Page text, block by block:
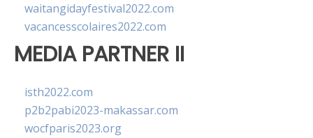
waitangidayfestival2022.com
vacancesscolaires2022.com
MEDIA PARTNER II
isth2022.com
p2b2pabi2023-makassar.com
wocfparis2023.org